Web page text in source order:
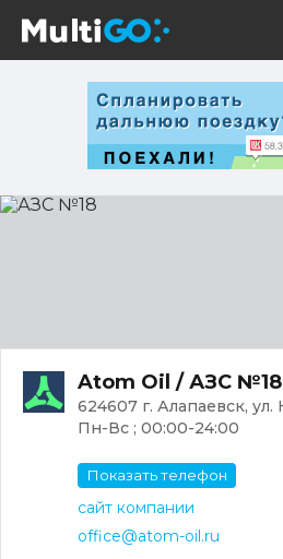
АЗС
Atom Oil / АЗС №18
Пн-Вс ; 00:00-24:00
Показать телефон
сайт компании
office@atom-oil.ru